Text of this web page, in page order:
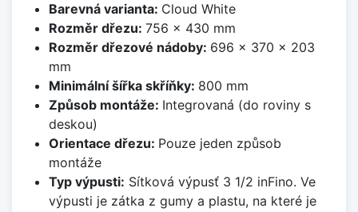
Barevná varianta: Cloud White
Rozměr dřezu: 756 x 430 mm
Rozměr dřezové nádoby: 696 x 370 x 203
mm
Minimální šířka skříňky: 800 mm
Způsob montáže: Integrovaná (do roviny s
deskou)
Orientace dřezu: Pouze jeden způsob
montáže
Typ výpusti: Sítková výpusť 3 1/2 inFino. Ve
výpusti je zátka z gumy a plastu, na které je